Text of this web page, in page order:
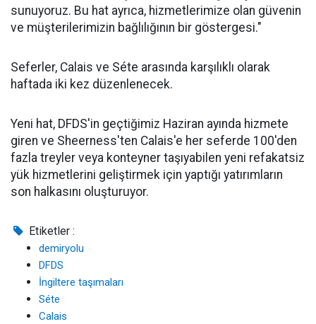
sunuyoruz. Bu hat ayrıca, hizmetlerimize olan güvenin
ve müşterilerimizin bağlılığının bir göstergesi."
Seferler, Calais ve Séte arasında karşılıklı olarak
haftada iki kez düzenlenecek.
Yeni hat, DFDS'in geçtiğimiz Haziran ayında hizmete
giren ve Sheerness'ten Calais'e her seferde 100'den
fazla treyler veya konteyner taşıyabilen yeni refakatsiz
yük hizmetlerini geliştirmek için yaptığı yatırımların
son halkasını oluşturuyor.
Etiketler :
demiryolu
DFDS
İngiltere taşımaları
Séte
Calais